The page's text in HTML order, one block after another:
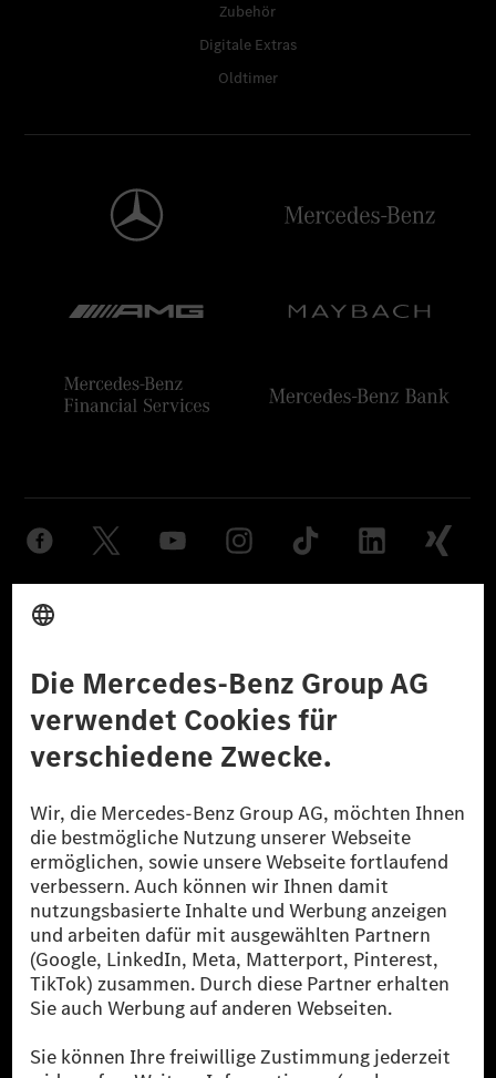
Zubehör
Digitale Extras
Oldtimer
© 2026 Mercedes-Benz Group AG. Alle Rechte vorbehalten.
reduzierte CO₂-Emissionen bei der Mercedes-Benz Group durch
zertifizierte Ausgleichsprojekte kompensiert werden.
[2] Renewable Charging ist ein integraler Bestandteil von MB.CHARGE
Public in Europa, den USA, Kanada und China. Sofern an der jeweiligen
Ladestation noch kein Strom aus erneuerbaren Energien vorliegt,
verwendet Renewable Charging Grünstromzertifikate*. Diese stellen
sicher, dass für Ladevorgänge über MB.CHARGE Public eine äquivalente
Strommenge aus erneuerbaren Energien ins Stromnetz eingespeist wird.
Sie stammen ausschließlich aus Wind- und Solarkraftanlagen, die jünger
als sechs Jahre sind.
* Inkl. EKOenergy Ökolabel
* Die angegebenen Werte wurden nach dem vorgeschriebenen
Messverfahren WLTP (Worldwide harmonised Light vehicles Test